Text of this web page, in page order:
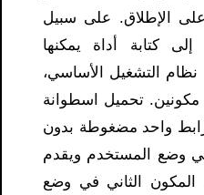
الإطلاق. على سبيل
كتابة أداة يمكنها
نظام التشغيل الأساسي،
مكونين. تحميل اسطوانة
واحد مضغوطة بدون
وضع المستخدم ويقدم
الثاني في وضع